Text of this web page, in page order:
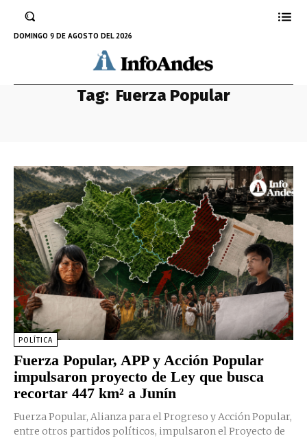
DOMINGO 9 DE AGOSTO DEL 2026
Tag: Fuerza Popular
POLÍTICA
Fuerza Popular, APP y Acción Popular
impulsaron proyecto de Ley que busca
recortar 447 km² a Junín
Fuerza Popular, Alianza para el Progreso y Acción Popular,
entre otros partidos políticos, impulsaron el Proyecto de